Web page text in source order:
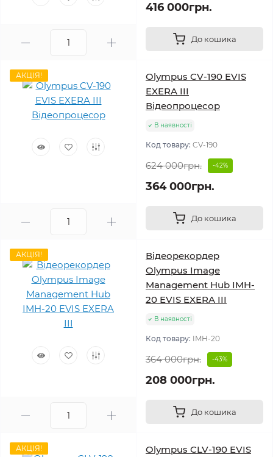
416 000грн.
До кошика
АКЦІЯ!
Olympus CV-190 EVIS
EXERA III
Відеопроцесор
В наявності
Код товару: CV-190
624 000грн. -42%
364 000грн.
До кошика
АКЦІЯ!
Відеорекордер
Olympus Image
Management Hub IMH-
20 EVIS EXERA III
В наявності
Код товару: IMH-20
364 000грн. -43%
208 000грн.
До кошика
АКЦІЯ!
Olympus CLV-190 EVIS